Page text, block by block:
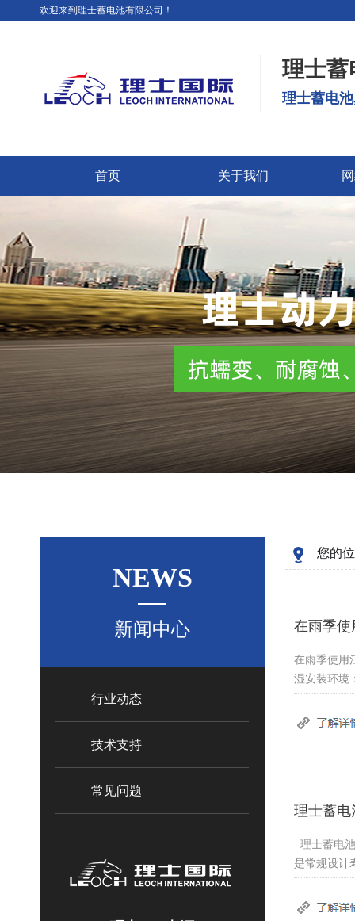
欢迎来到理士蓄电池有限公司！
理士蓄
理士蓄电
首页 关于我们
NEWS
新闻中心
行业动态
技术支持
常见问题
您的
在雨季使
在雨季使用
湿安装环境
理士蓄电
理士蓄电
是常规设计